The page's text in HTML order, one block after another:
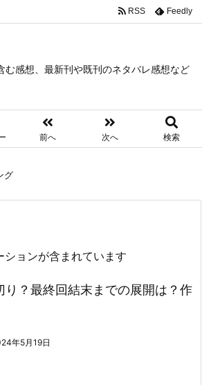
む感想、最新刊や既刊のネタバレ感想など
前へ 次へ 検索
RSS Feedly
グ
ョンが含まれています
り？最終回結末までの展開は？作
年5月19日